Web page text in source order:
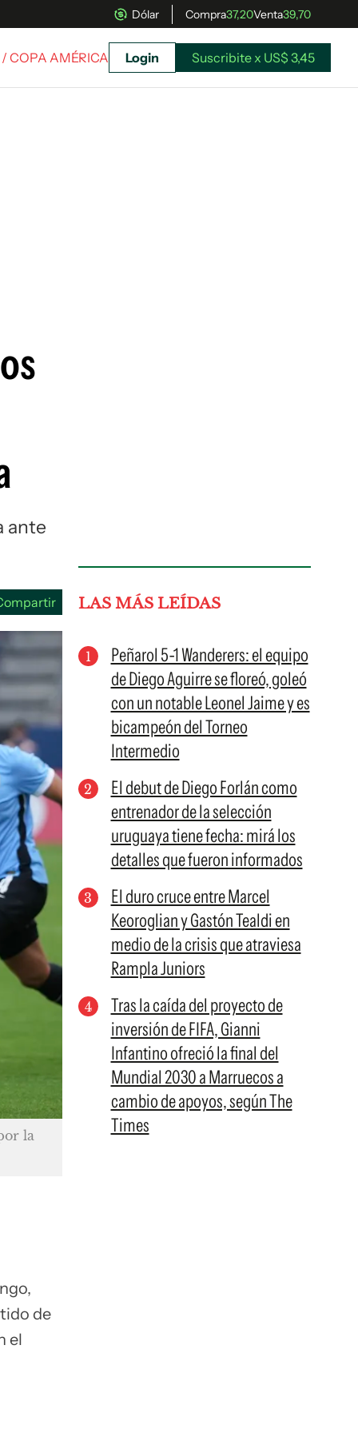
Dólar Compra37,20Venta39,70
/ COPA AMÉRICA Login Suscribite x US$ 3,45
ante
la
de
el
LAS MÁS LEÍDAS
Peñarol 5-1 Wanderers: el equipo
de Diego Aguirre se floreó, goleó
con un notable Leonel Jaime y es
bicampeón del Torneo
Intermedio
El debut de Diego Forlán como
entrenador de la selección
uruguaya tiene fecha: mirá los
detalles que fueron informados
El duro cruce entre Marcel
Keoroglian y Gastón Tealdi en
medio de la crisis que atraviesa
Rampla Juniors
Tras la caída del proyecto de
inversión de FIFA, Gianni
Infantino ofreció la final del
Mundial 2030 a Marruecos a
cambio de apoyos, según The
Times